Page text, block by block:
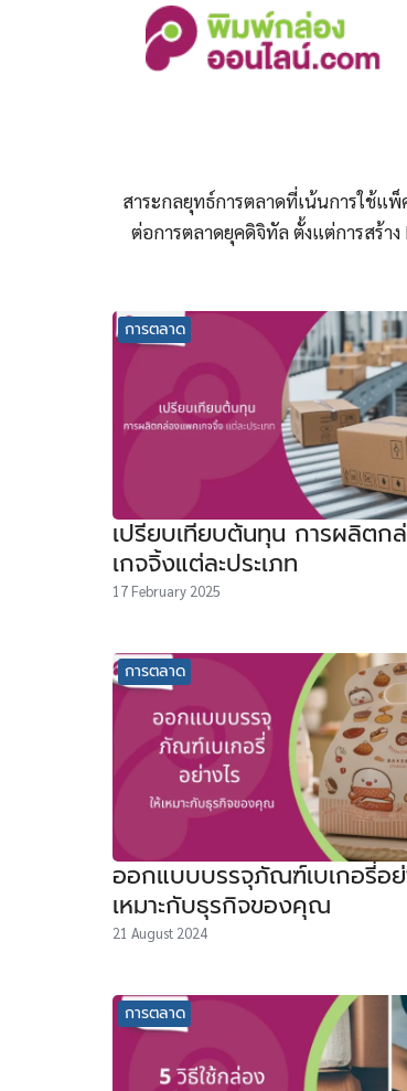
สาระกลยุทธ์การตลาดที่เน้นการใช้แ
ต่อการตลาดยุคดิจิทัล ตั้งแต่การสร้าง
การตลาด
เปรียบเทียบต้นทุน การผลิตก
เกจจิ้งแต่ละประเภท
17 February 2025
การตลาด
ออกแบบบรรจุภัณฑ์เบเกอรี่อย่
เหมาะกับธุรกิจของคุณ
21 August 2024
การตลาด